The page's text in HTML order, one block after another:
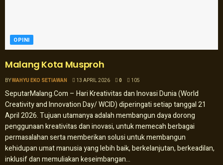
OPINI
Malang Kota Musproh
BYWAHYU EKO SETIAWAN 13 APRIL 2026 0 105
SeputarMalang.Com – Hari Kreativitas dan Inovasi Dunia (World
Creativity and Innovation Day/ WCID) diperingati setiap tanggal 21
April 2026. Tujuan utamanya adalah membangun daya dorong
penggunaan kreativitas dan inovasi, untuk memecah berbagai
permasalahan serta memberikan solusi untuk membangun
kehidupan umat manusia yang lebih baik, berkelanjutan, berkeadilan,
inklusif dan memuliakan keseimbangan...